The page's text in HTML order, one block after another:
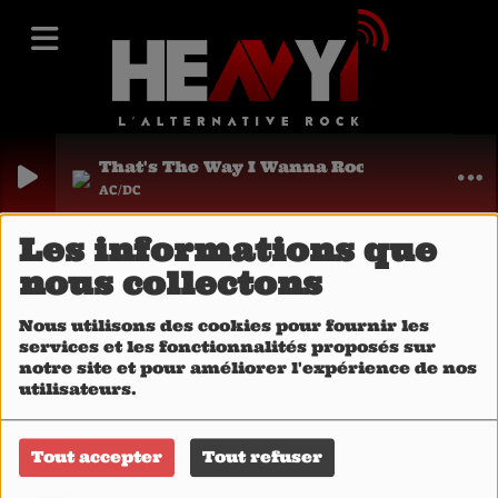
Les informations que
nous collectons
Nous utilisons des cookies pour fournir les
services et les fonctionnalités proposés sur
notre site et pour améliorer l'expérience de nos
utilisateurs.
Tout accepter Tout refuser
That's The Way I Wanna Rock 'N' Roll
AC/DC